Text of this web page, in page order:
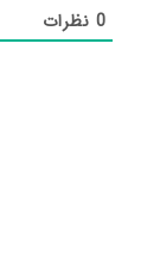
0نظرات